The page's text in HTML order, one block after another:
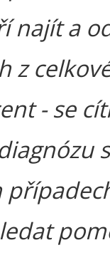
najít a
z
- se